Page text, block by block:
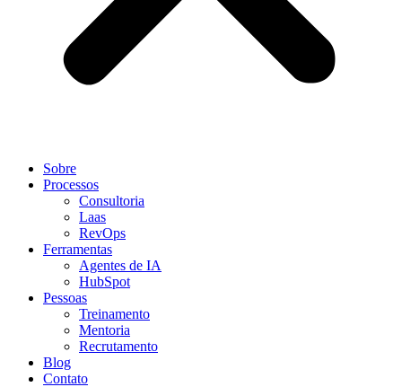
Sobre
Processos
Consultoria
Laas
RevOps
Ferramentas
Agentes de IA
HubSpot
Pessoas
Treinamento
Mentoria
Recrutamento
Blog
Contato